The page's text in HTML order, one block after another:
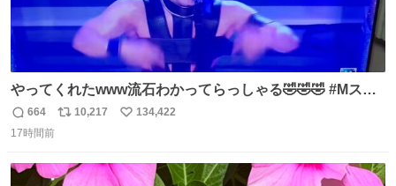
やってくれたwww流石わかってらっしゃる🤣🤣🤣 #Mステ
#西川貴教
返
信
664
リ
ト
10,217
い
数
134,422
17時間前